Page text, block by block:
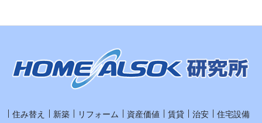
住み替え 新築 リフォーム 資産価値 賃貸 治安
住宅設備